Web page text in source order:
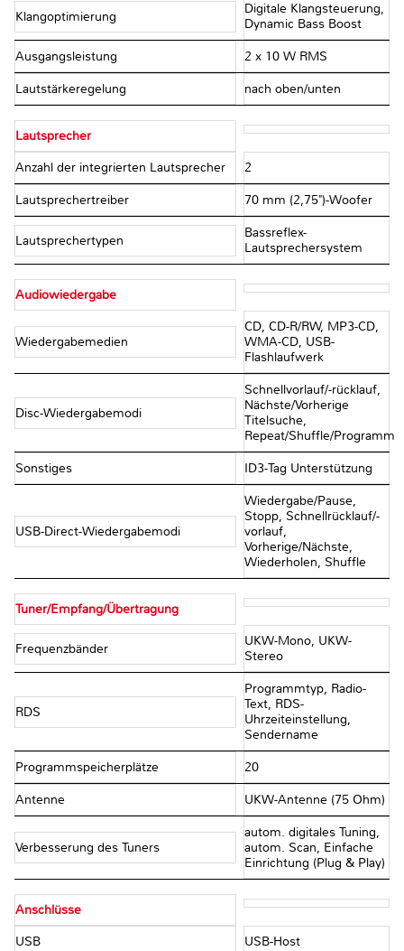
Klangoptimierung
Digitale Klangsteuerung,
Dynamic Bass Boost
Ausgangsleistung 2 x 10 W RMS
Lautstärkeregelung nach oben/unten
Lautsprecher
Anzahl der integrierten Lautsprecher 2
Lautsprechertreiber 70 mm (2,75")-Woofer
Lautsprechertypen
Bassreflex-
Lautsprechersystem
Audiowiedergabe
Wiedergabemedien
CD, CD-R/RW, MP3-CD,
WMA-CD, USB-
Flashlaufwerk
Disc-Wiedergabemodi
Schnellvorlauf/-rücklauf,
Nächste/Vorherige
Titelsuche,
Repeat/Shuffle/Programm
Sonstiges ID3-Tag Unterstützung
USB-Direct-Wiedergabemodi
Wiedergabe/Pause,
Stopp, Schnellrücklauf/-
vorlauf,
Vorherige/Nächste,
Wiederholen, Shuffle
Tuner/Empfang/Übertragung
Frequenzbänder
UKW-Mono, UKW-
Stereo
RDS
Programmtyp, Radio-
Text, RDS-
Uhrzeiteinstellung,
Sendername
Programmspeicherplätze 20
Antenne UKW-Antenne (75 Ohm)
Verbesserung des Tuners
autom. digitales Tuning,
autom. Scan, Einfache
Einrichtung (Plug & Play)
Anschlüsse
USB USB-Host